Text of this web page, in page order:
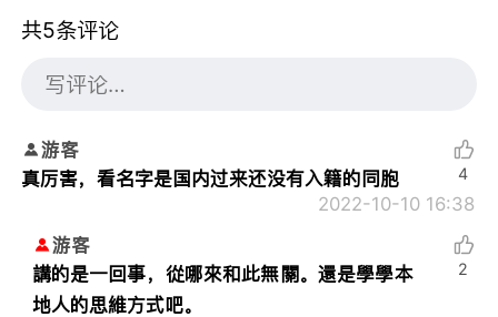
共5条评论
游客
真厉害，看名字是国内过来还没有入籍的同胞
2022-10-10 16:38
4
游客
講的是一回事，從哪來和此無關。還是學學本
地人的思維方式吧。
2